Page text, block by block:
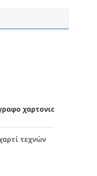
χαρτονιού
τεχνών